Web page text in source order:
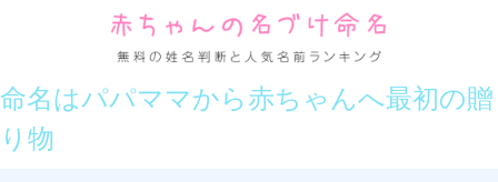
命名はパパママから赤ちゃんへ最初の贈
り物